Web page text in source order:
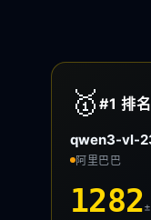
🥇 #1排名
qwen3-vl-
阿里巴巴
1282